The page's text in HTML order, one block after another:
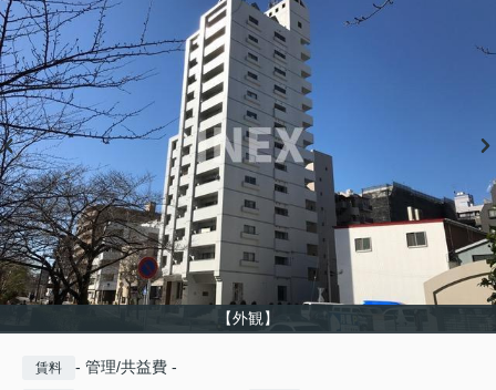
【外観】
賃料 - 管理/共益費 -